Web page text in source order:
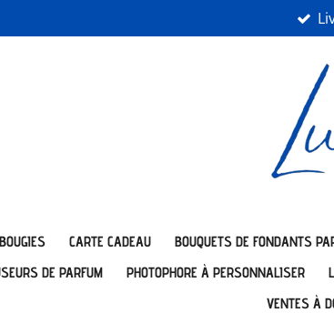
BOUGIES CARTE CADEAU BOUQUETS DE FONDANTS
DE PARFUM
PHOTOPHORE À PERSONNALISER
VENTES À